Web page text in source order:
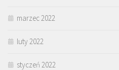
marzec 2022
luty 2022
styczeń 2022